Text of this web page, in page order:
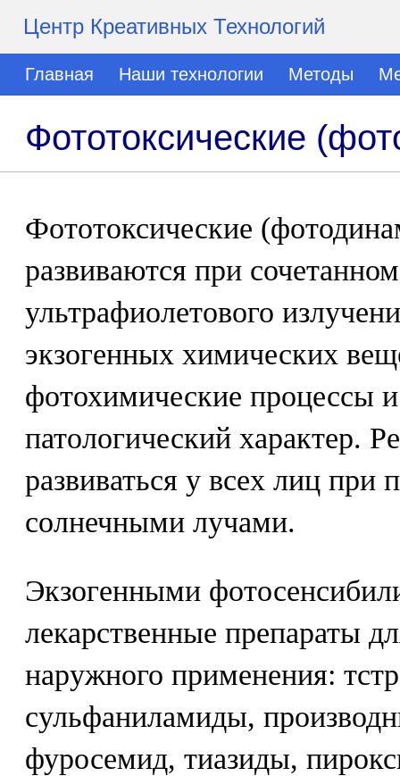
Центр Креативных Технологий
Главная Наши технологии Методы
Фототоксические
Фототоксические
развиваются при
ультрафиолетового
экзогенных химических
фотохимические процессы
патологический характер.
развиваться у всех лиц при
солнечными лучами.
Экзогенными
лекарственные препараты
наружного применения:
сульфаниламиды,
фуросемид, тиазиды,